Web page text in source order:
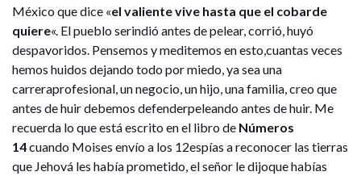
México que dice «el valiente vive hasta que el cobarde
quiere«. El pueblo serindió antes de pelear, corrió, huyó
despavoridos. Pensemos y meditemos en esto,cuantas veces
hemos huidos dejando todo por miedo, ya sea una
carreraprofesional, un negocio, un hijo, una familia, creo que
antes de huir debemos defenderpeleando antes de huir. Me
recuerda lo que está escrito en el libro de Números
14cuando Moises envío a los 12espías a reconocer las tierras
que Jehová les había prometido, el señor le dijoque habías